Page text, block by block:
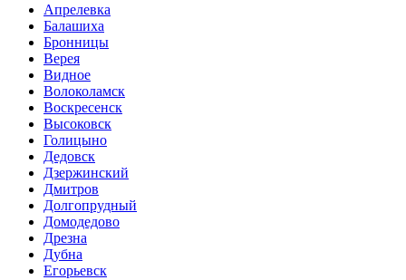
Апрелевка
Балашиха
Бронницы
Верея
Видное
Волоколамск
Воскресенск
Высоковск
Голицыно
Дедовск
Дзержинский
Дмитров
Долгопрудный
Домодедово
Дрезна
Дубна
Егорьевск